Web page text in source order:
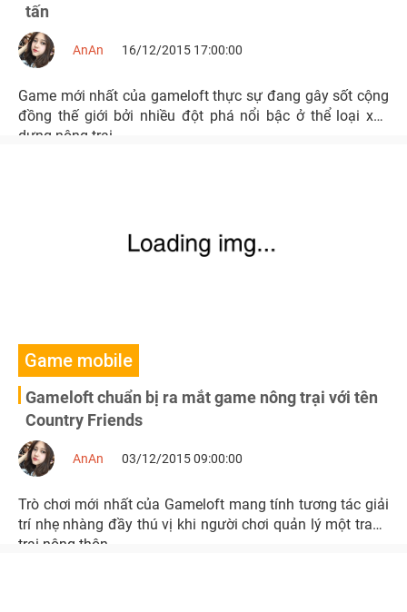
tấn
AnAn 16/12/2015 17:00:00
Game mới nhất của gameloft thực sự đang gây sốt cộng
đồng thế giới bởi nhiều đột phá nổi bậc ở thể loại xây
dựng nông trại
Game mobile
Gameloft chuẩn bị ra mắt game nông trại với tên
Country Friends
AnAn 03/12/2015 09:00:00
Trò chơi mới nhất của Gameloft mang tính tương tác giải
trí nhẹ nhàng đầy thú vị khi người chơi quản lý một trang
trại nông thôn